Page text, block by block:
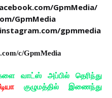
GpmMedia/
GpmMedia
gpmmedia
c/GpmMedia
வாட்ஸ் அப்பில் தெரிந்து
குழுமத்தில் இணைந்து